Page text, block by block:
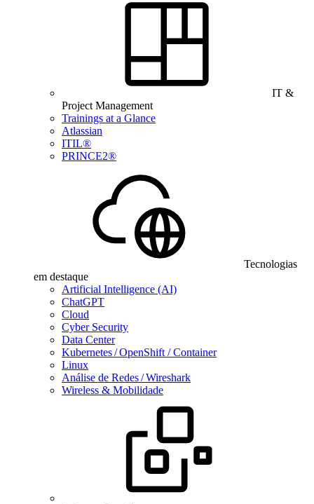
IT &
Project Management
Trainings at a Glance
Atlassian
ITIL®
PRINCE2®
Tecnologias
em destaque
Artificial Intelligence (AI)
ChatGPT
Cloud
Cyber Security
Data Center
Kubernetes / OpenShift / Container
Linux
Análise de Redes / Wireshark
Wireless & Mobilidade